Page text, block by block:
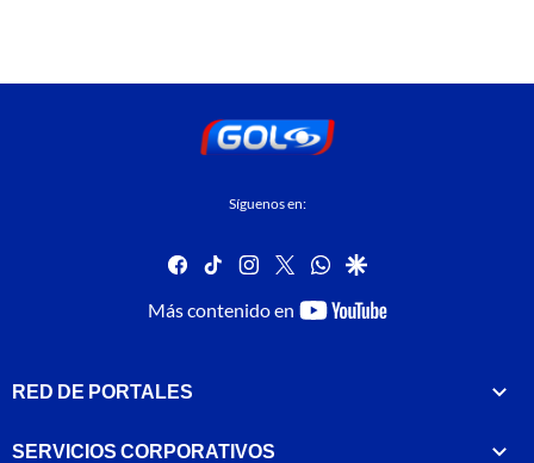
Síguenos en:
facebook
tiktok instagram
twitterwhatsapp
google
Más contenido en
youtube-
RED DE PORTALES
SERVICIOS CORPORATIVOS